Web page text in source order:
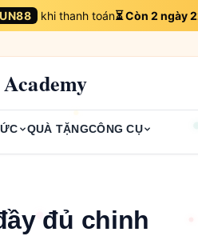
khi thanh toán⏳ Còn 2 ngày
QUÀ TẶNGCÔNG CỤ
đủ chinh